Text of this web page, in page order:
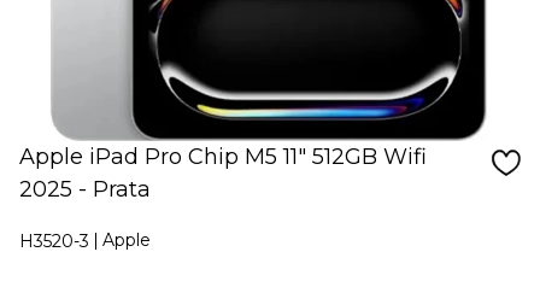
Apple iPad Pro Chip M5 11" 512GB Wifi
2025 - Prata
H3520-3 Apple